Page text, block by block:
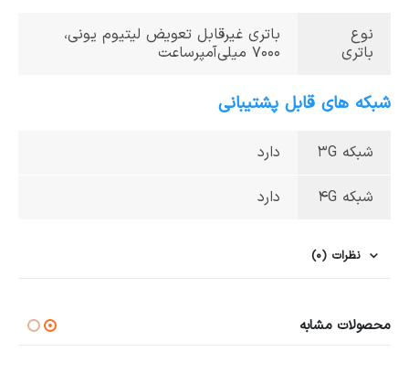
نوع
باتری
باتری غیرقابل تعویض لیتیوم یونی،
7000 میلی‌آمپرساعت
شبکه های قابل پشتیبانی
شبکه 3G دارد
شبکه 4G دارد
نظرات (0)
محصولات مشابه